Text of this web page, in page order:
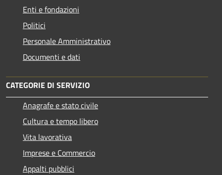
Enti e fondazioni
Politici
Personale Amministrativo
Documenti e dati
CATEGORIE DI SERVIZIO
Anagrafe e stato civile
Cultura e tempo libero
Vita lavorativa
Imprese e Commercio
Appalti pubblici